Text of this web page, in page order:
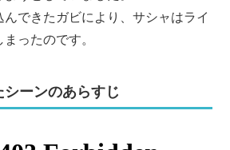
できたガビにより、サシャはライ
ったのです。
ーンのあらすじ